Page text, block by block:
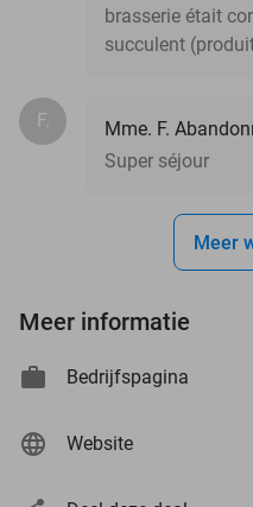
brasserie était
succulent
F.
Mme. F.
Super séjour
Meer
Meer informatie
Bedrijfspagina
Website